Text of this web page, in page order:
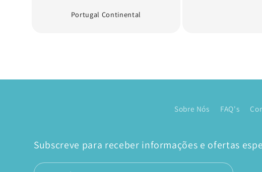
Portugal Continental
Sobre Nós FAQ's
Subscreve para receber informações e ofertas